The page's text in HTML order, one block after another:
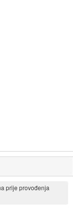
prije provođenja